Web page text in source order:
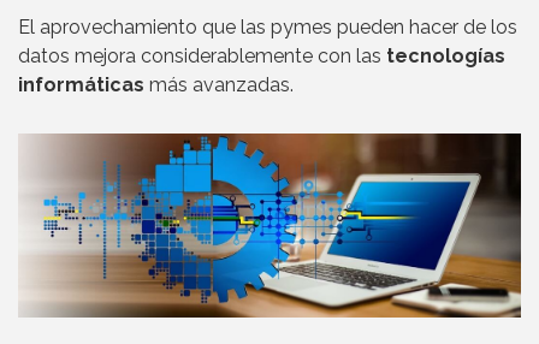
El aprovechamiento que las pymes pueden hacer de los
datos mejora considerablemente con las tecnologías
informáticas más avanzadas.